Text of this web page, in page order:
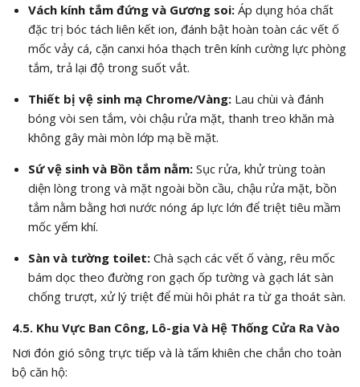
Vách kính tắm đứng và Gương soi:Áp dụng hóa chất
đặc trị bóc tách liên kết ion, đánh bật hoàn toàn các vết ố
mốc vảy cá, cặn canxi hóa thạch trên kính cường lực phòng
tắm, trả lại độ trong suốt vắt.
Thiết bị vệ sinh mạ Chrome/Vàng:Lau chùi và đánh
bóng vòi sen tắm, vòi chậu rửa mặt, thanh treo khăn mà
không gây mài mòn lớp mạ bề mặt.
Sứ vệ sinh và Bồn tắm nằm:Sục rửa, khử trùng toàn
diện lòng trong và mặt ngoài bồn cầu, chậu rửa mặt, bồn
tắm nằm bằng hơi nước nóng áp lực lớn để triệt tiêu mầm
mốc yếm khí.
Sàn và tường toilet:Chà sạch các vết ố vàng, rêu mốc
bám dọc theo đường ron gạch ốp tường và gạch lát sàn
chống trượt, xử lý triệt để mùi hôi phát ra từ ga thoát sàn.
4.5. Khu Vực Ban Công, Lô-gia Và Hệ Thống Cửa Ra Vào
Nơi đón gió sông trực tiếp và là tấm khiên che chắn cho toàn
bộ căn hộ: